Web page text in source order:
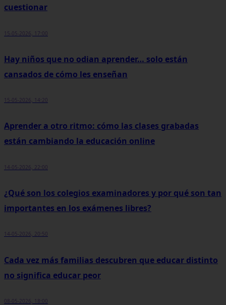
cuestionar
15-05-2026, 17:00
Hay niños que no odian aprender… solo están
cansados de cómo les enseñan
15-05-2026, 14:20
Aprender a otro ritmo: cómo las clases grabadas
están cambiando la educación online
14-05-2026, 22:00
¿Qué son los colegios examinadores y por qué son tan
importantes en los exámenes libres?
14-05-2026, 20:50
Cada vez más familias descubren que educar distinto
no significa educar peor
08-05-2026, 18:00